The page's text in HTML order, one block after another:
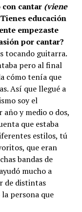
con cantar (viene
educación
empezaste
por cantar?
tocando guitarra.
pero al final
cómo tenía que
Así que llegué a
soy el
y medio o dos,
que estaba
estilos, tú
que eran
bandas de
mucho a
de distintas
persona que